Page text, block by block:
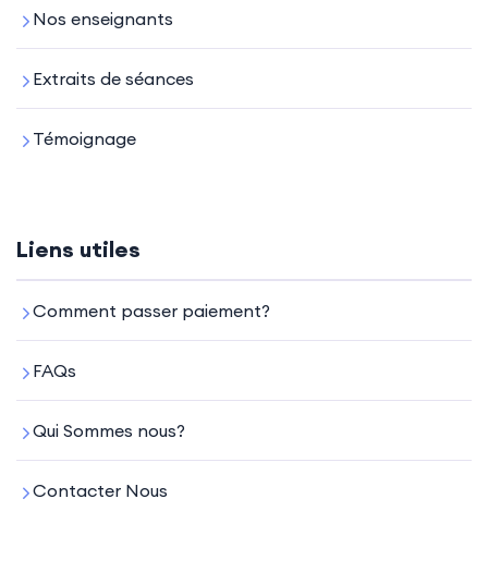
Nos enseignants
Extraits de séances
Témoignage
Liens utiles
Comment passer paiement?
FAQs
Qui Sommes nous?
Contacter Nous